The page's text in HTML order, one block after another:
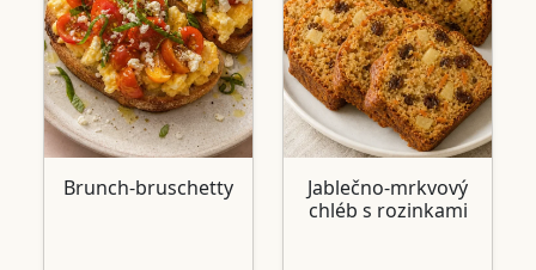
Brunch-bruschetty
Jablečno-mrkvový
chléb s rozinkami